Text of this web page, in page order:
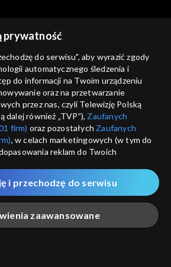
Studio Kultura Rozmowy
16.04.2018 – Przemysław
Stępień
12.04.2018 – Marcel Andino
prywatność
do serwisu", aby wyrazić zgody
automatycznego śledzenia i
do informacji na Twoim urządzeniu
oraz na przetwarzanie
przez nas, czyli Telewizję Polską
dalej również „TVP”), Zaufanych
firm) oraz pozostałych Zaufanych
, w celach marketingowych (w tym do
reklam do Twoich
a także zgody na udostępnianie
PPID do Google.
podczas odwiedzania przez
serwisówzwanych dalej
zapisywane za pomocą
zaawansowane
i przechodzę do serwisu